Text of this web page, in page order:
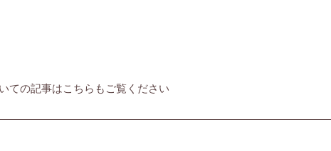
ての記事はこちらもご覧ください